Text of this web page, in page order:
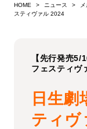
HOME > ニュース >
スティヴァル 2024
【先行発売
フェスティヴ
日生
ティヴ